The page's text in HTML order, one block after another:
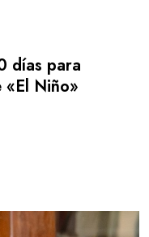
días para
Niño»